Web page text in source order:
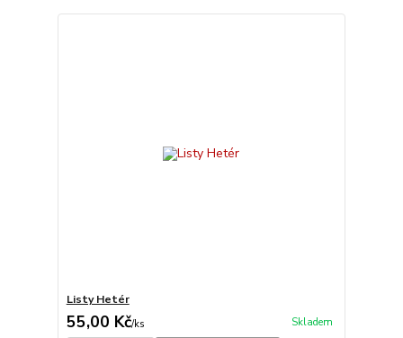
Listy Hetér
55,00 Kč/ks Skladem